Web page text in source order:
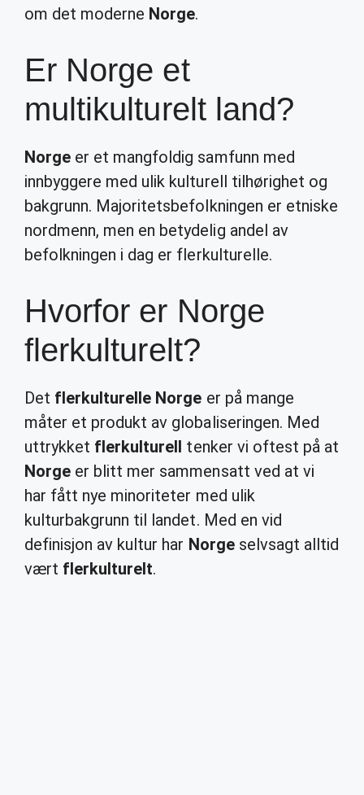
om det moderne Norge.
Er Norge et
multikulturelt land?
Norge er et mangfoldig samfunn med
innbyggere med ulik kulturell tilhørighet og
bakgrunn. Majoritetsbefolkningen er etniske
nordmenn, men en betydelig andel av
befolkningen i dag er flerkulturelle.
Hvorfor er Norge
flerkulturelt?
Det flerkulturelle Norge er på mange
måter et produkt av globaliseringen. Med
uttrykket flerkulturell tenker vi oftest på at
Norge er blitt mer sammensatt ved at vi
har fått nye minoriteter med ulik
kulturbakgrunn til landet. Med en vid
definisjon av kultur har Norgeselvsagt alltid
vært flerkulturelt.